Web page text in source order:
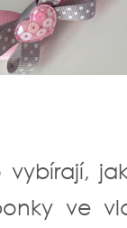
vybírají,
ve